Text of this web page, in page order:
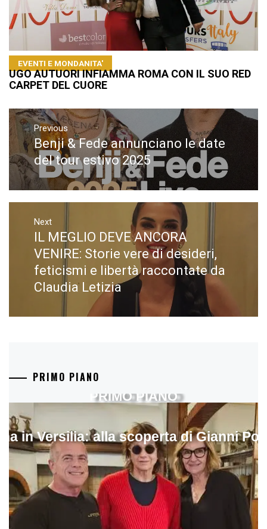
EVENTI E MONDANITA'
UGO AUTUORI INFIAMMA ROMA CON IL SUO RED
CARPET DEL CUORE
Navigazione
articoli
Previous
Previous
post:
Benji & Fede annunciano le date
del tour estivo 2025
Next
Next
post:
IL MEGLIO DEVE ANCORA
VENIRE: Storie vere di desideri,
feticismi e libertà raccontate da
Claudia Letizia
PRIMO PIANO
in Versilia: alla scoperta di Gianni
PRIMO PIANO